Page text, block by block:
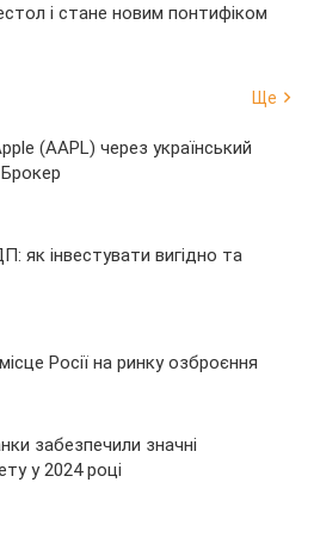
і стане новим понтифіком
Ще
(AAPL) через український
як інвестувати вигідно та
Росії на ринку озброєння
забезпечили значні
у 2024 році